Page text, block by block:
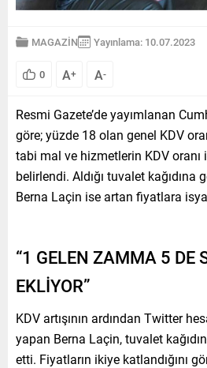
MAGAZİN Yayınlama: 10.07.2023
0 A+ A-
Resmi Gazete’de yayımlanan
göre; yüzde 18 olan genel KDV
tabi mal ve hizmetlerin KDV oranı
belirlendi. Aldığı tuvalet kağıdına
Berna Laçin ise artan fiyatlara
“1 GELEN ZAMMA 5 DE
EKLİYOR”
KDV artışının ardından Twitter
yapan Berna Laçin, tuvalet
etti. Fiyatların ikiye katlandığını